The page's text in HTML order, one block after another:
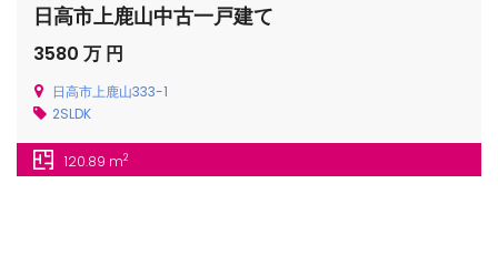
日高市上鹿山中古一戸建て
3580 万 円
日高市上鹿山333-1
2SLDK
120.89 m2